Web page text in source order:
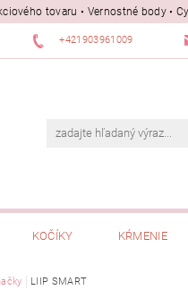
tovaru • Vernostné body •
+421903961009
KOČÍKY KŔMENIE
LIIP SMART